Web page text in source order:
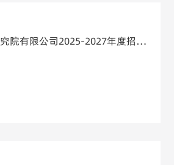
成都市建筑设计研究院有限公司2025-2027年度招标代理机构选择项目比选结果公告